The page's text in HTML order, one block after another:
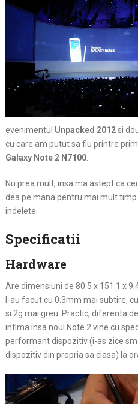
evenimentul Unpacked 2012si
cu care am putut sa fiu printre
Galaxy Note 2 N7100.
Nu prea mult, insa ma astept ca
dea pe mana pentru mai mult
indelete.
Specificatii
Hardware
Are dimensiuni de 80.5 x 151.1 x
l-au facut cu 0.3mm mai subtire,
si 2g mai greu. Practic, diferenta
infima insa noul Note 2 vine cu
performant dispozitiv (i-as zice
dispozitiv din propria sa clasa) la